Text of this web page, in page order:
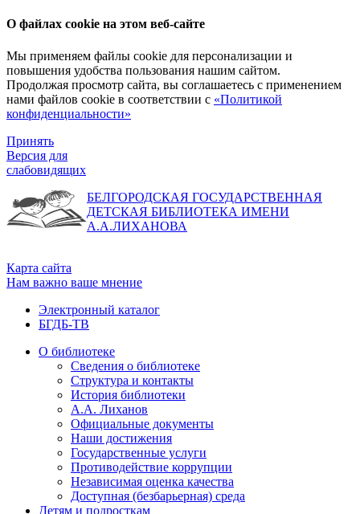
О файлах cookie на этом веб-сайте
Мы применяем файлы cookie для персонализации и
повышения удобства пользования нашим сайтом.
Продолжая просмотр сайта, вы соглашаетесь с применением
нами файлов cookie в соответствии с «Политикой
конфиденциальности»
Принять
Версия для
слабовидящих
БЕЛГОРОДСКАЯ ГОСУДАРСТВЕННАЯ
ДЕТСКАЯ БИБЛИОТЕКА ИМЕНИ
А.А.ЛИХАНОВА
Карта сайта
Нам важно ваше мнение
Электронный каталог
БГДБ-ТВ
О библиотеке
Сведения о библиотеке
Структура и контакты
История библиотеки
А.А. Лиханов
Официальные документы
Наши достижения
Государственные услуги
Противодействие коррупции
Независимая оценка качества
Доступная (безбарьерная) среда
Детям и подросткам